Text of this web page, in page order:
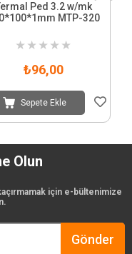
Ped 3.2 w/mk
MTP-320
★ ★ ★ ★ ★
₺96,00
Sepete Ekle
Olun
için e-bültenimize
Gönder